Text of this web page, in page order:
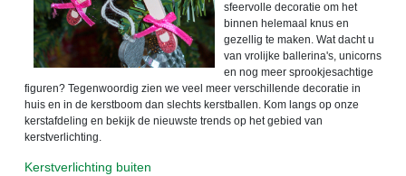
sfeervolle decoratie om het
binnen helemaal knus en
gezellig te maken. Wat dacht u
van vrolijke ballerina's, unicorns
en nog meer sprookjesachtige
figuren? Tegenwoordig zien we veel meer verschillende decoratie in
huis en in de kerstboom dan slechts kerstballen. Kom langs op onze
kerstafdeling en bekijk de nieuwste trends op het gebied van
kerstverlichting.
Kerstverlichting buiten